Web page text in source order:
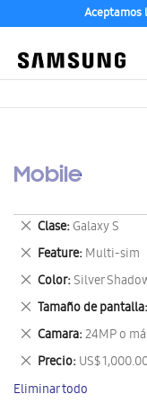
Aceptamos
Mobile
Clase Galaxy S
Eliminar
este
artículo
Feature Multi-sim
Eliminar
este
artículo
Color Silver
Eliminar
este
artículo
Tamaño de pantalla
Eliminar
este
artículo
Camara 24MP o
Eliminar
este
artículo
Precio US$
Eliminar
este
artículo
Eliminar todo